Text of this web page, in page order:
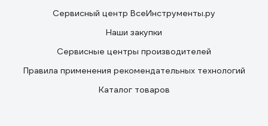
Сервисный центр ВсеИнструменты.ру
Наши закупки
Сервисные центры производителей
Правила применения рекомендательных технологий
Каталог товаров